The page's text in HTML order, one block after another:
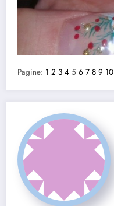
Pagine: 1 2 3 4 5 6 7 8 9 10